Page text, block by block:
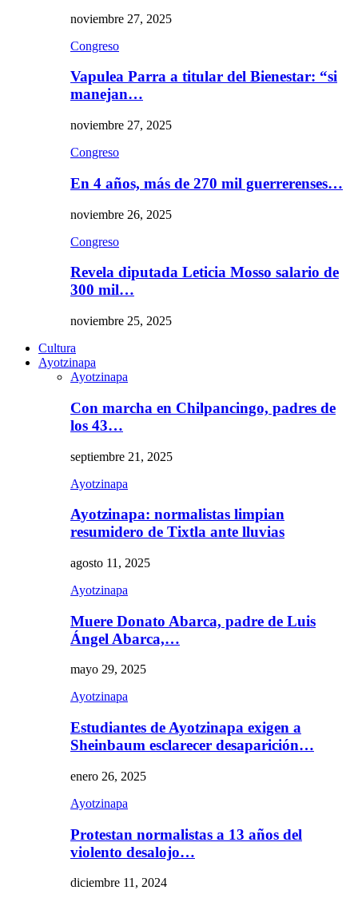
noviembre 27, 2025
Congreso
Vapulea Parra a titular del Bienestar: “si
manejan…
noviembre 27, 2025
Congreso
En 4 años, más de 270 mil guerrerenses…
noviembre 26, 2025
Congreso
Revela diputada Leticia Mosso salario de
300 mil…
noviembre 25, 2025
Cultura
Ayotzinapa
Ayotzinapa
Con marcha en Chilpancingo, padres de
los 43…
septiembre 21, 2025
Ayotzinapa
Ayotzinapa: normalistas limpian
resumidero de Tixtla ante lluvias
agosto 11, 2025
Ayotzinapa
Muere Donato Abarca, padre de Luis
Ángel Abarca,…
mayo 29, 2025
Ayotzinapa
Estudiantes de Ayotzinapa exigen a
Sheinbaum esclarecer desaparición…
enero 26, 2025
Ayotzinapa
Protestan normalistas a 13 años del
violento desalojo…
diciembre 11, 2024